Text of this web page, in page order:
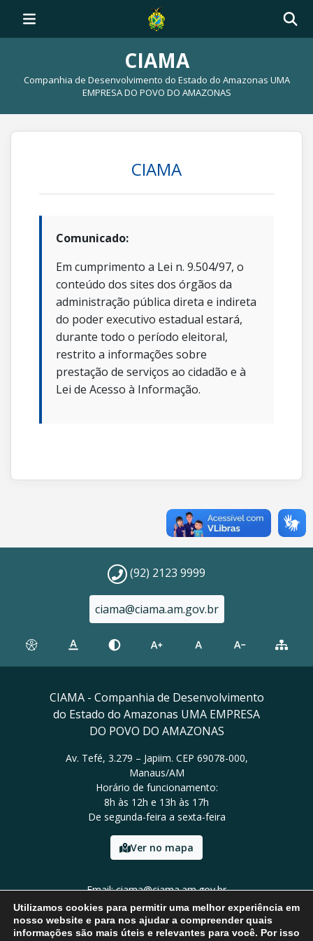
CIAMA
Companhia de Desenvolvimento do Estado do Amazonas UMA
EMPRESA DO POVO DO AMAZONAS
CIAMA
Comunicado:
Em cumprimento a Lei n. 9.504/97, o
conteúdo dos sites dos órgãos da
administração pública direta e indireta
do poder executivo estadual estará,
durante todo o período eleitoral,
restrito a informações sobre
prestação de serviços ao cidadão e à
Lei de Acesso à Informação.
(92) 2123 9999
ciama@ciama.am.gov.br
CIAMA - Companhia de Desenvolvimento
do Estado do Amazonas UMA EMPRESA
DO POVO DO AMAZONAS
Av. Tefé, 3.279 – Japiim. CEP 69078-000,
Manaus/AM
Horário de funcionamento:
8h às 12h e 13h às 17h
De segunda-feira a sexta-feira
Ver no mapa
Email: ciama@ciama.am.gov.br
Tel: (92) 2123 9999
Utilizamos cookies para permitir uma melhor experiência em
nosso website e para nos ajudar a compreender quais
informações são mais úteis e relevantes para você. Por isso